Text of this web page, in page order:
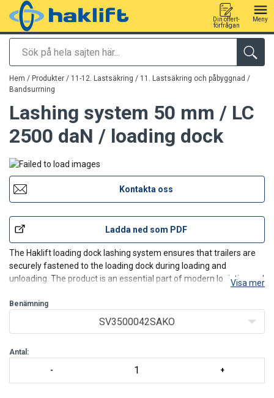
Sök
Din offert-
förfrågan
Meny
tillagd i varukorg
Hem / Produkter / 11-12. Lastsäkring / 11. Lastsäkring och påbyggnad /
Bandsurrning
Lashing system 50 mm / LC
2500 daN / loading dock
Kontakta oss
Ladda ned som PDF
The Haklift loading dock lashing system ensures that trailers are
securely fastened to the loading dock during loading and
unloading. The product is an essential part of modern logistics and
and prevents damage and personal injury durin
Visa mer
Benämning
SV3500042SAKO
Antal: